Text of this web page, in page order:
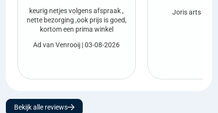
is goed,
Joris arts| 01-08-2026 Netjes
Bekijk alle reviews